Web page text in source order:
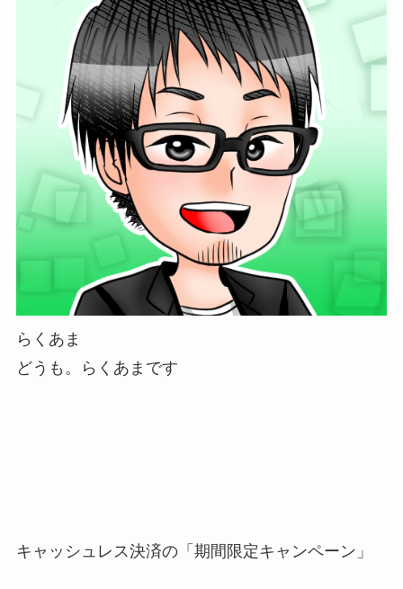
らくあま
どうも。らくあまです
キャッシュレス決済の「 期間限定キャンペーン 」